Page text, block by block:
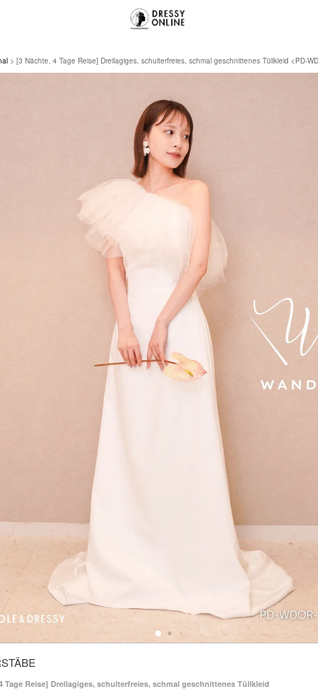
[3 Nächte, 4 Tage Reise] Dreilagiges, schulterfreies, schmal geschnittenes Tüllkleid <PD-
Tage Reise] Dreilagiges, schulterfreies, schmal geschnittenes Tüllkleid